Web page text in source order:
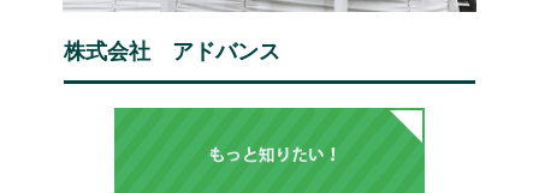
株式会社 アドバンス